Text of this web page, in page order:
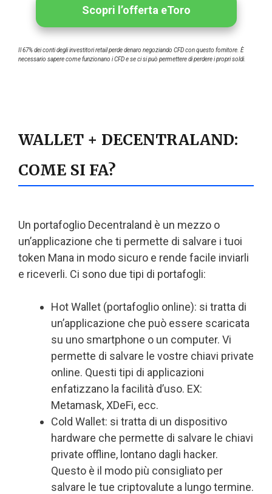
Scopri l’offerta eToro
Il 67% dei conti degli investitori retail perde denaro negoziando CFD con questo fornitore. È
necessario sapere come funzionano i CFD e se ci si può permettere di perdere i propri soldi.
WALLET + DECENTRALAND:
COME SI FA?
Un portafoglio Decentraland è un mezzo o
un’applicazione che ti permette di salvare i tuoi
token Mana in modo sicuro e rende facile inviarli
e riceverli. Ci sono due tipi di portafogli:
Hot Wallet (portafoglio online): si tratta di
un’applicazione che può essere scaricata
su uno smartphone o un computer. Vi
permette di salvare le vostre chiavi private
online. Questi tipi di applicazioni
enfatizzano la facilità d’uso. EX:
Metamask, XDeFi, ecc.
Cold Wallet: si tratta di un dispositivo
hardware che permette di salvare le chiavi
private offline, lontano dagli hacker.
Questo è il modo più consigliato per
salvare le tue criptovalute a lungo termine.